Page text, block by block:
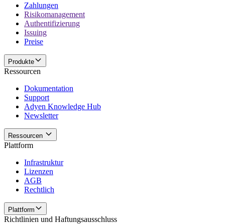
Zahlungen
Risikomanagement
Authentifizierung
Issuing
Preise
Produkte
Ressourcen
Dokumentation
Support
Adyen Knowledge Hub
Newsletter
Ressourcen
Plattform
Infrastruktur
Lizenzen
AGB
Rechtlich
Plattform
Richtlinien und Haftungsausschluss